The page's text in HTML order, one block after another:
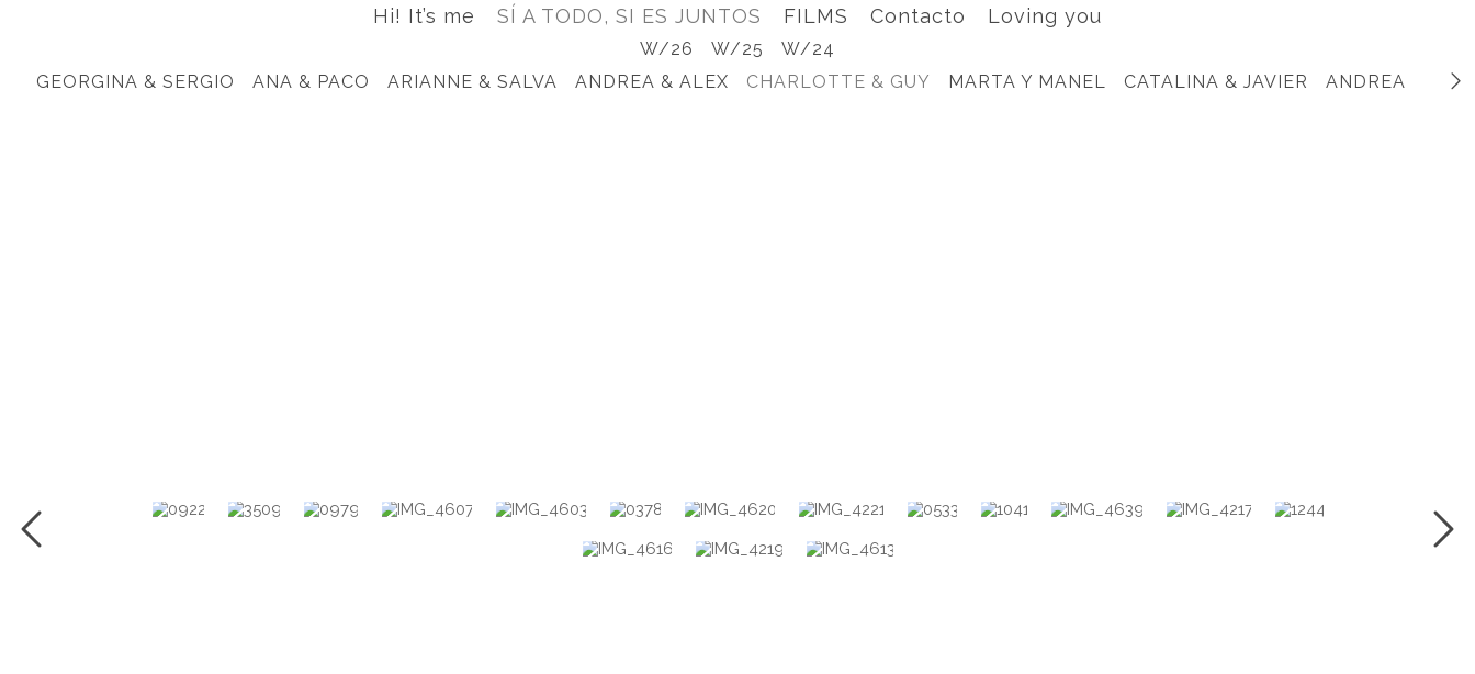
Hi! It’s me SÍ A TODO, SI ES JUNTOS FILMS Contacto Loving you
W/26 W/25
W/24
GEORGINA & SERGIO
ANA & PACO ARIANNE & SALVA ANDREA & ALEX CHARLOTTE & GUY MARTA Y MANEL CATALINA & JAVIER ANDREA &